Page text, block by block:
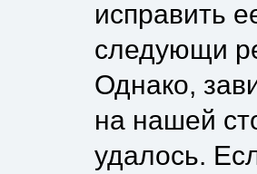
исправить
следующи
Однако,
на нашей
удалось.